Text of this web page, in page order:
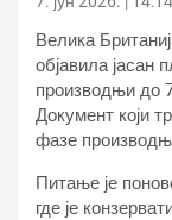
Велика
објавила
производњи до
Документ који
фазе
Питање је
где је